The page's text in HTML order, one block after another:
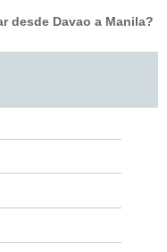
desde Davao a Manila?